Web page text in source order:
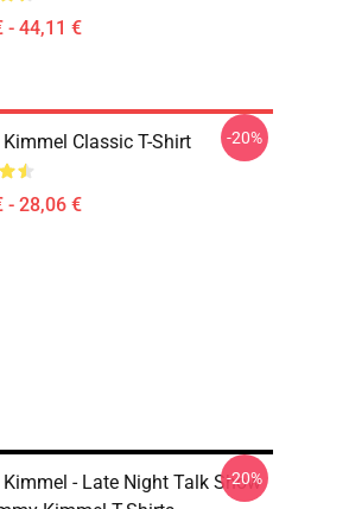
- 44,11 €
Classic T-Shirt
- 28,06 €
-20%
- Late Night Talk Show
-20%